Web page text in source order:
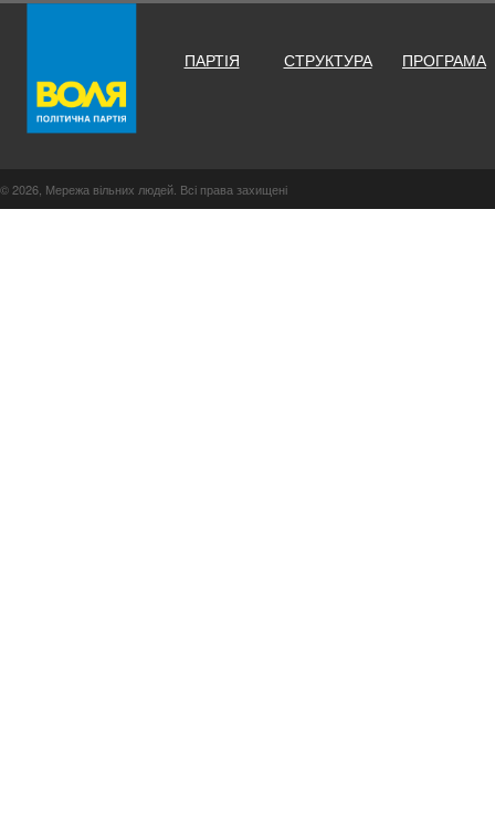
ПАРТІЯ СТРУКТУРА ПРОГРАМА
© 2026, Мережа вільних людей. Всі права захищені